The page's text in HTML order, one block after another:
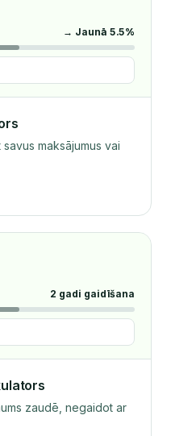
→ Jaunā 5.5%
maksājumus vai
2 gadi gaidīšana
zaudē, negaidot ar